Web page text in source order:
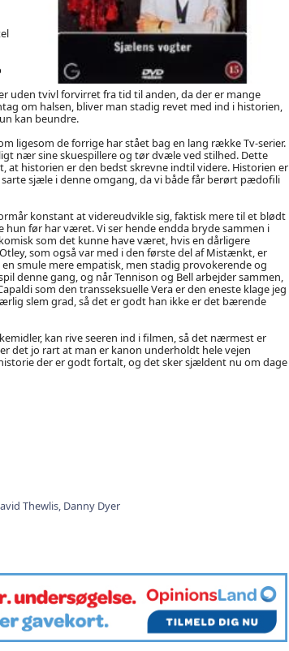
uden tvivl forvirret fra tid til anden, da der er mange
om halsen, bliver man stadig revet med ind i historien,
kan beundre.
ligesom de forrige har stået bag en lang række Tv-serier.
nær sine skuespillere og tør dvæle ved stilhed. Dette
historien er den bedst skrevne indtil videre. Historien er
sjæle i denne omgang, da vi både får berørt pædofili
konstant at videreudvikle sig, faktisk mere til et blødt
før har været. Vi ser hende endda bryde sammen i
som det kunne have været, hvis en dårligere
som også var med i den første del af Mistænkt, er
smule mere empatisk, men stadig provokerende og
denne gang, og når Tennison og Bell arbejder sammen,
som den transseksuelle Vera er den eneste klage jeg
slem grad, så det er godt han ikke er det bærende
kan rive seeren ind i filmen, så det nærmest er
det jo rart at man er kanon underholdt hele vejen
der er godt fortalt, og det sker sjældent nu om dage
Thewlis, Danny Dyer